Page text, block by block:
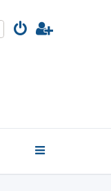
Erweiterte Suche